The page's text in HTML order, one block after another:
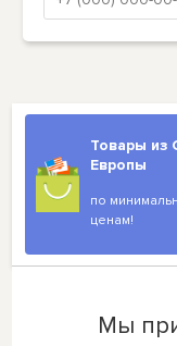
Товары из
Европы
по
ценам!
Мы